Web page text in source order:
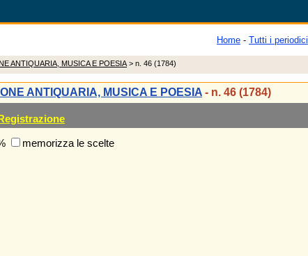
Home - Tutti i periodici
ANTIQUARIA, MUSICA E POESIA > n. 46 (1784)
ANTIQUARIA, MUSICA E POESIA - n. 46 (1784)
memorizza le scelte